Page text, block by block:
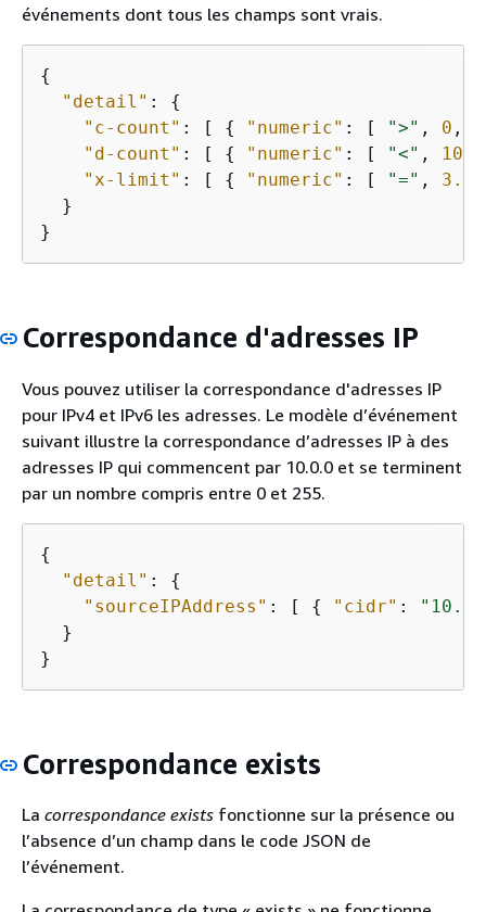
événements dont tous les champs sont vrais.
{
"detail" : {
"c-count" : [ { "numeric" : [ ">" , 0 ,
"d-count" : [ { "numeric" : [ "<" , 10
"x-limit" : [ { "numeric" : [ "=" ,
  }
}
Correspondance d'adresses IP
Vous pouvez utiliser la correspondance d'adresses IP
pour IPv4 et IPv6 les adresses. Le modèle d’événement
suivant illustre la correspondance d’adresses IP à des
adresses IP qui commencent par 10.0.0 et se terminent
par un nombre compris entre 0 et 255.
{
"detail" : {
"sourceIPAddress" : [ { "cidr" :
  }
}
Correspondance exists
La correspondance exists fonctionne sur la présence ou
l’absence d’un champ dans le code JSON de
l’événement.